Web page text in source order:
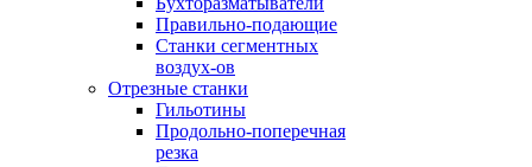
Правильно-подающие
Станки сегментных
воздух-ов
Отрезные станки
Гильотины
Продольно-поперечная
резка